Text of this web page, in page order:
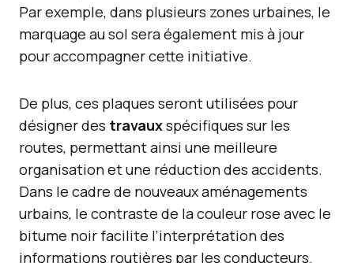
Par exemple, dans plusieurs zones urbaines, le
marquage au sol sera également mis à jour
pour accompagner cette initiative.
De plus, ces plaques seront utilisées pour
désigner des travauxspécifiques sur les
routes, permettant ainsi une meilleure
organisation et une réduction des accidents.
Dans le cadre de nouveaux aménagements
urbains, le contraste de la couleur rose avec le
bitume noir facilite l’interprétation des
informations routières par les conducteurs.